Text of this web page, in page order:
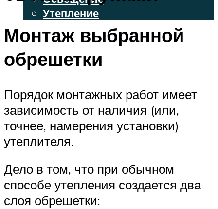
Утепление
ДЕКОР
МЕНЮ
Монтаж выбранной
обрешетки
Порядок монтажных работ имеет
зависимость от наличия (или,
точнее, намерения установки)
утеплителя.
Дело в том, что при обычном
способе утепления создается два
слоя обрешетки: